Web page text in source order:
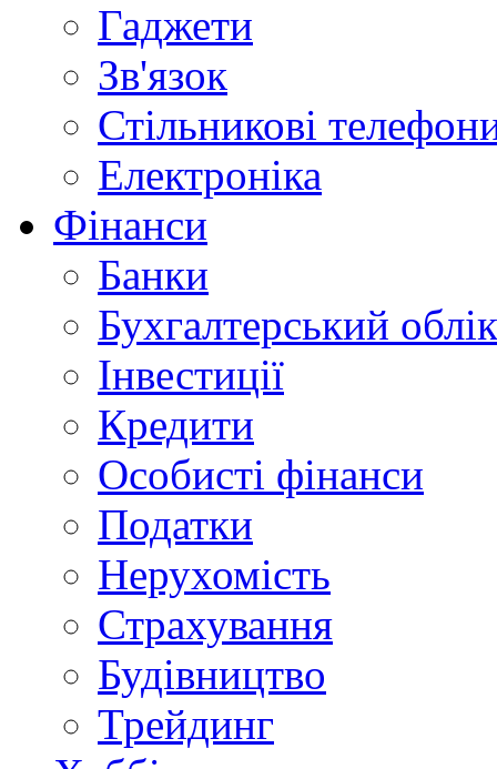
Гаджети
Зв'язок
Стільникові
Електроніка
Фінанси
Банки
Бухгалтерський облік
Інвестиції
Кредити
Особисті фінанси
Податки
Нерухомість
Страхування
Будівництво
Трейдинг